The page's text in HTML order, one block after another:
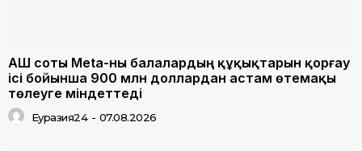
АҚШ соты Meta-ны балалардың құқықтарын қорғау
ісі бойынша 900 млн доллардан астам өтемақы
төлеуге міндеттеді
Еуразия24 - 07.08.2026